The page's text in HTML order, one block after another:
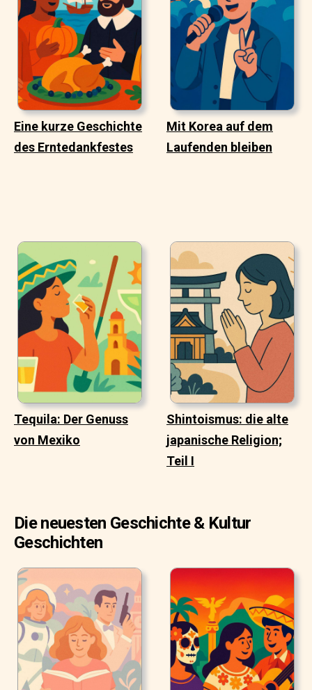
Eine kurze Geschichte
des Erntedankfestes
Mit Korea auf dem
Laufenden bleiben
Tequila: Der Genuss
von Mexiko
Shintoismus: die alte
japanische Religion;
Teil I
Die neuesten Geschichte & Kultur
Geschichten